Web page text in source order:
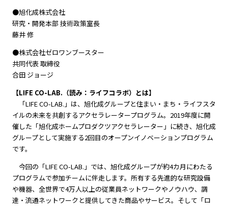
●旭化成株式会社
研究・開発本部 技術政策室長
藤井 修
●株式会社ゼロワンブースター
共同代表 取締役
合田 ジョージ
【LIFE CO-LAB.（読み：ライフコラボ）とは】
「LIFE CO-LAB.」は、旭化成グループと住まい・まち・ライフスタ
イルの未来を共創するアクセラレータープログラム。2019年度に開
催した「旭化成ホームプロダクツアクセラレーター」に続き、旭化成
グループとして実施する2回目のオープンイノベーションプログラム
です。
今回の「LIFE CO-LAB.」では、旭化成グループが約4カ月にわたる
プログラムで参加チームに伴走します。所有する先進的な研究設備
や機器、全世界で4万人以上の従業員ネットワークやノウハウ、調
達・流通ネットワークと提供してきた商品やサービス。そして「ロ